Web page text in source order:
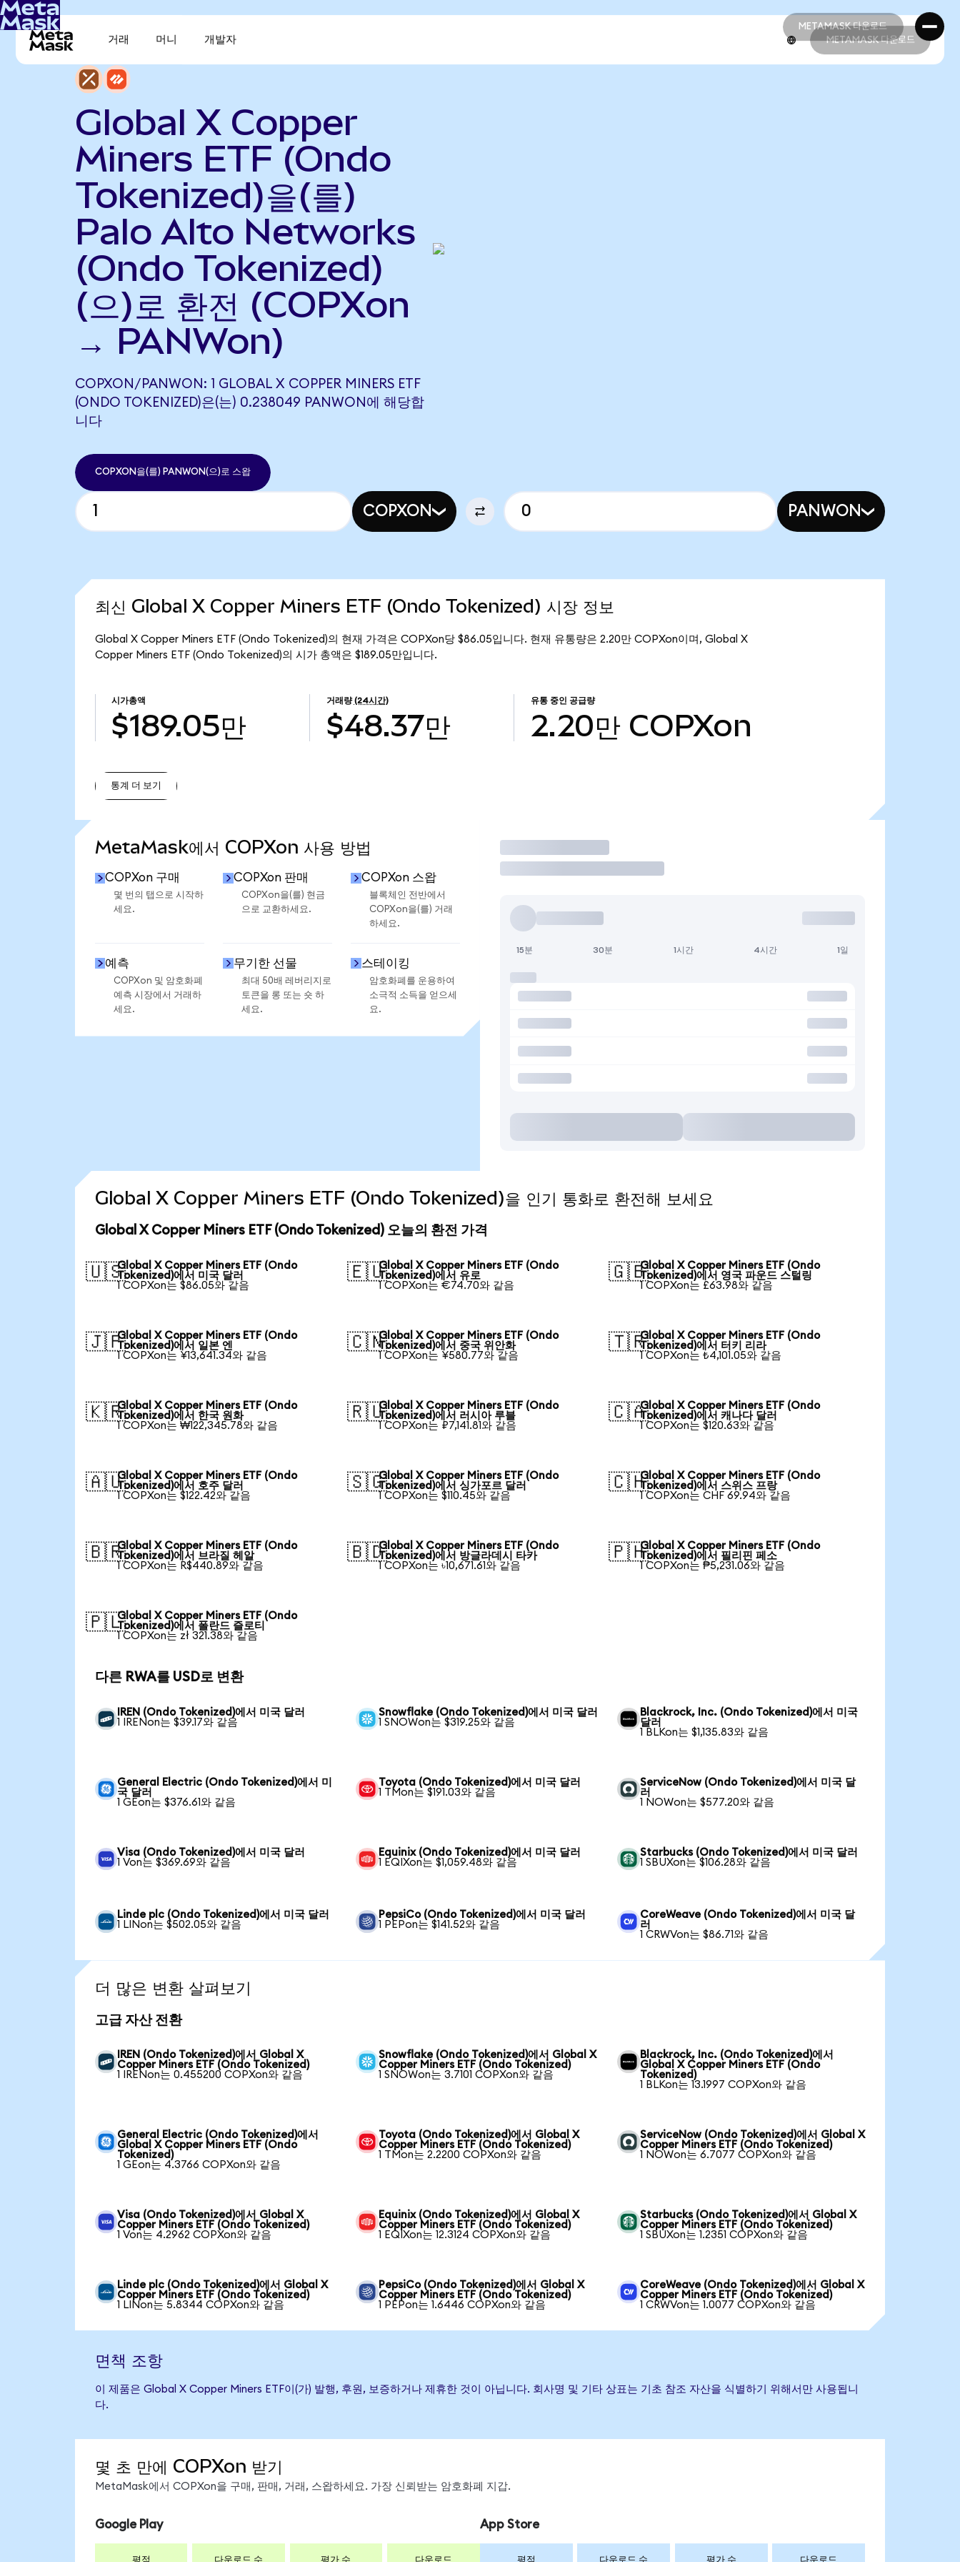
METAMASK 다운로드
METAMASK 다운로드
거래 머니 개발자 METAMASK 다운로드
Global X Copper
Miners ETF (Ondo
Tokenized)을(를)
Palo Alto Networks
(Ondo Tokenized)
(으)로 환전 (COPXon
→ PANWon)
COPXON/PANWON: 1 GLOBAL X COPPER MINERS ETF
(ONDO TOKENIZED)은(는) 0.238049 PANWON에 해당합
니다
COPXON을(를) PANWON(으)로 스왑
COPXON PANWON
최신 Global X Copper Miners ETF (Ondo Tokenized) 시장 정보
Global X Copper Miners ETF (Ondo Tokenized)의 현재 가격은 COPXon당 $86.05입니다. 현재 유통량은 2.20만 COPXon이며, Global X
Copper Miners ETF (Ondo Tokenized)의 시가 총액은 $189.05만입니다.
시가총액
$189.05만
거래량 (24시간)
$48.37만
유통 중인 공급량
2.20만 COPXon
통계 더 보기
MetaMask에서 COPXon 사용 방법
COPXon 구매
몇 번의 탭으로 시작하
세요.
COPXon 판매
COPXon을(를) 현금
으로 교환하세요.
COPXon 스왑
블록체인 전반에서
COPXon을(를) 거래
하세요.
예측
COPXon 및 암호화폐
예측 시장에서 거래하
세요.
무기한 선물
최대 50배 레버리지로
토큰을 롱 또는 숏 하
세요.
스테이킹
암호화폐를 운용하여
소극적 소득을 얻으세
요.
거래
15분 30분 1시간 4시간 1일
Global X Copper Miners ETF (Ondo Tokenized)을 인기 통화로 환전해 보세요
Global X Copper Miners ETF (Ondo Tokenized) 오늘의 환전 가격
🇺🇸Global X Copper Miners ETF (Ondo
Tokenized)에서 미국 달러
1 COPXon는 $86.05와 같음
🇪🇺Global X Copper Miners ETF (Ondo
Tokenized)에서 유로
1 COPXon는 €74.70와 같음
🇬🇧Global X Copper Miners ETF (Ondo
Tokenized)에서 영국 파운드 스털링
1 COPXon는 £63.98와 같음
🇯🇵Global X Copper Miners ETF (Ondo
Tokenized)에서 일본 엔
1 COPXon는 ¥13,641.34와 같음
🇨🇳Global X Copper Miners ETF (Ondo
Tokenized)에서 중국 위안화
1 COPXon는 ¥580.77와 같음
🇹🇷Global X Copper Miners ETF (Ondo
Tokenized)에서 터키 리라
1 COPXon는 ₺4,101.05와 같음
🇰🇷Global X Copper Miners ETF (Ondo
Tokenized)에서 한국 원화
1 COPXon는 ₩122,345.78와 같음
🇷🇺Global X Copper Miners ETF (Ondo
Tokenized)에서 러시아 루블
1 COPXon는 ₽7,141.81와 같음
🇨🇦Global X Copper Miners ETF (Ondo
Tokenized)에서 캐나다 달러
1 COPXon는 $120.63와 같음
🇦🇺Global X Copper Miners ETF (Ondo
Tokenized)에서 호주 달러
1 COPXon는 $122.42와 같음
🇸🇬Global X Copper Miners ETF (Ondo
Tokenized)에서 싱가포르 달러
1 COPXon는 $110.45와 같음
🇨🇭Global X Copper Miners ETF (Ondo
Tokenized)에서 스위스 프랑
1 COPXon는 CHF 69.94와 같음
🇧🇷Global X Copper Miners ETF (Ondo
Tokenized)에서 브라질 헤알
1 COPXon는 R$440.89와 같음
🇧🇩Global X Copper Miners ETF (Ondo
Tokenized)에서 방글라데시 타카
1 COPXon는 ৳10,671.61와 같음
🇵🇭Global X Copper Miners ETF (Ondo
Tokenized)에서 필리핀 페소
1 COPXon는 ₱5,231.06와 같음
🇵🇱Global X Copper Miners ETF (Ondo
Tokenized)에서 폴란드 즐로티
1 COPXon는 zł 321.38와 같음
다른 RWA를 USD로 변환
IREN (Ondo Tokenized)에서 미국 달러
1 IRENon는 $39.17와 같음
Snowflake (Ondo Tokenized)에서 미국 달러
1 SNOWon는 $319.25와 같음
Blackrock, Inc. (Ondo Tokenized)에서 미국
달러
1 BLKon는 $1,135.83와 같음
General Electric (Ondo Tokenized)에서 미
국 달러
1 GEon는 $376.61와 같음
Toyota (Ondo Tokenized)에서 미국 달러
1 TMon는 $191.03와 같음
ServiceNow (Ondo Tokenized)에서 미국 달
러
1 NOWon는 $577.20와 같음
Visa (Ondo Tokenized)에서 미국 달러
1 Von는 $369.69와 같음
Equinix (Ondo Tokenized)에서 미국 달러
1 EQIXon는 $1,059.48와 같음
Starbucks (Ondo Tokenized)에서 미국 달러
1 SBUXon는 $106.28와 같음
Linde plc (Ondo Tokenized)에서 미국 달러
1 LINon는 $502.05와 같음
PepsiCo (Ondo Tokenized)에서 미국 달러
1 PEPon는 $141.52와 같음
CoreWeave (Ondo Tokenized)에서 미국 달
러
1 CRWVon는 $86.71와 같음
더 많은 변환 살펴보기
고급 자산 전환
IREN (Ondo Tokenized)에서 Global X
Copper Miners ETF (Ondo Tokenized)
1 IRENon는 0.455200 COPXon와 같음
Snowflake (Ondo Tokenized)에서 Global X
Copper Miners ETF (Ondo Tokenized)
1 SNOWon는 3.7101 COPXon와 같음
Blackrock, Inc. (Ondo Tokenized)에서
Global X Copper Miners ETF (Ondo
Tokenized)
1 BLKon는 13.1997 COPXon와 같음
General Electric (Ondo Tokenized)에서
Global X Copper Miners ETF (Ondo
Tokenized)
1 GEon는 4.3766 COPXon와 같음
Toyota (Ondo Tokenized)에서 Global X
Copper Miners ETF (Ondo Tokenized)
1 TMon는 2.2200 COPXon와 같음
ServiceNow (Ondo Tokenized)에서 Global X
Copper Miners ETF (Ondo Tokenized)
1 NOWon는 6.7077 COPXon와 같음
Visa (Ondo Tokenized)에서 Global X
Copper Miners ETF (Ondo Tokenized)
1 Von는 4.2962 COPXon와 같음
Equinix (Ondo Tokenized)에서 Global X
Copper Miners ETF (Ondo Tokenized)
1 EQIXon는 12.3124 COPXon와 같음
Starbucks (Ondo Tokenized)에서 Global X
Copper Miners ETF (Ondo Tokenized)
1 SBUXon는 1.2351 COPXon와 같음
Linde plc (Ondo Tokenized)에서 Global X
Copper Miners ETF (Ondo Tokenized)
1 LINon는 5.8344 COPXon와 같음
PepsiCo (Ondo Tokenized)에서 Global X
Copper Miners ETF (Ondo Tokenized)
1 PEPon는 1.6446 COPXon와 같음
CoreWeave (Ondo Tokenized)에서 Global X
Copper Miners ETF (Ondo Tokenized)
1 CRWVon는 1.0077 COPXon와 같음
면책 조항
이 제품은 Global X Copper Miners ETF이(가) 발행, 후원, 보증하거나 제휴한 것이 아닙니다. 회사명 및 기타 상표는 기초 참조 자산을 식별하기 위해서만 사용됩니
다.
몇 초 만에 COPXon 받기
MetaMask에서 COPXon을 구매, 판매, 거래, 스왑하세요. 가장 신뢰받는 암호화폐 지갑.
Google Play
평점 다운로드 수 평가 수 다운로드
App Store
평점 다운로드 수 평가 수 다운로드